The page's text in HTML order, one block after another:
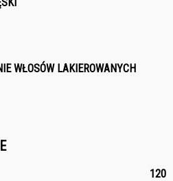
WŁOSÓW LAKIEROWANYCH
120